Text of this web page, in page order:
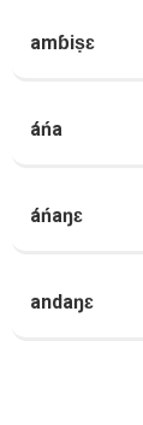
amɓiṣɛ
áńa
áńaŋɛ
andaŋɛ